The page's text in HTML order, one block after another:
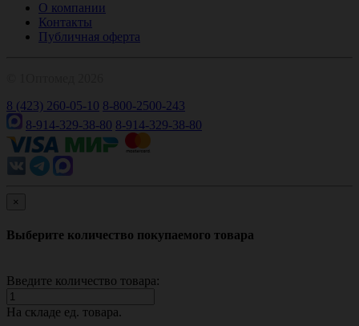
О компании
Контакты
Публичная оферта
8 (423) 260-05-10 8-800-2500-243
8-914-329-38-80 8-914-329-38-80
×
Выберите количество покупаемого товара
Введите количество товара:
На складе ед. товара.